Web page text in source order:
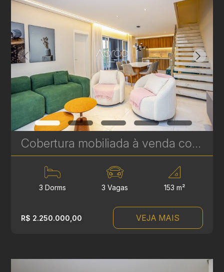
Cobertura mobiliada à venda com 3 suítes no Hugo Lange - 204 m² - Niob Graciosa | Ref. 1785
3 Dorms 3 Vagas 153 m²
R$ 2.250.000,00 VEJA MAIS